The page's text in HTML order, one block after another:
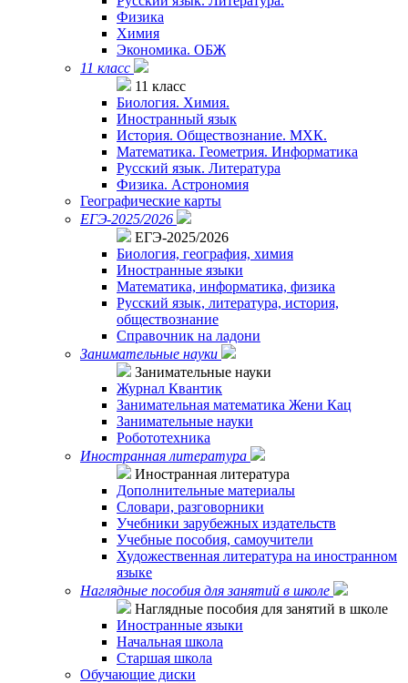
Физика
Химия
Экономика. ОБЖ
11 класс
11 класс
Биология. Химия.
Иностранный язык
История. Обществознание. МХК.
Математика. Геометрия. Информатика
Русский язык. Литература
Физика. Астрономия
Географические карты
ЕГЭ-2025/2026
ЕГЭ-2025/2026
Биология, география, химия
Иностранные языки
Математика, информатика, физика
Русский язык, литература, история,
обществознание
Справочник на ладони
Занимательные науки
Занимательные науки
Журнал Квантик
Занимательная математика Жени Кац
Занимательные науки
Робототехника
Иностранная литература
Иностранная литература
Дополнительные материалы
Словари, разговорники
Учебники зарубежных издательств
Учебные пособия, самоучители
Художественная литература на иностранном
языке
Наглядные пособия для занятий в школе
Наглядные пособия для занятий в школе
Иностранные языки
Начальная школа
Старшая школа
Обучающие диски